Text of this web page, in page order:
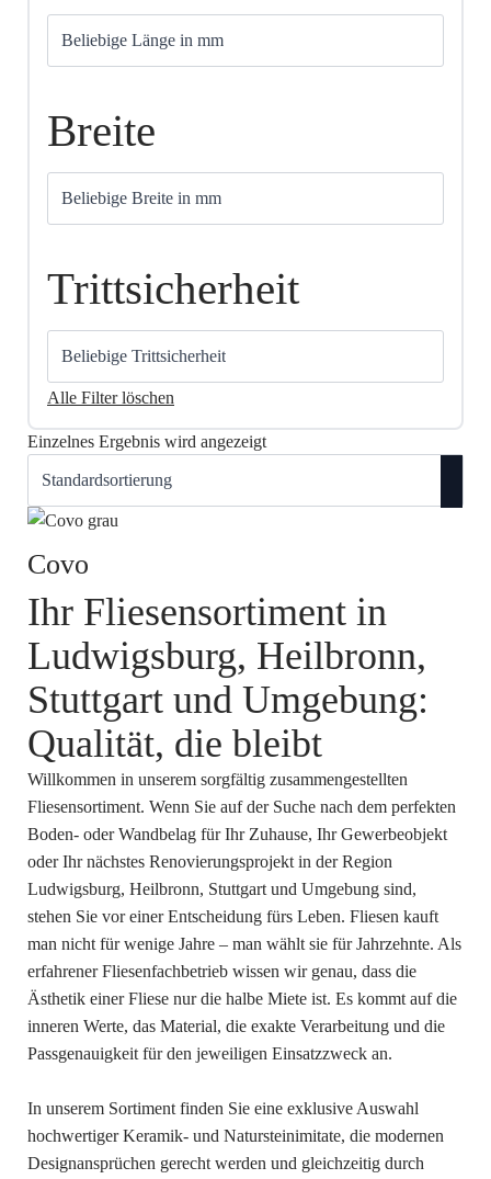
Breite
Trittsicherheit
Alle Filter löschen
Einzelnes Ergebnis wird angezeigt
Covo
Ihr Fliesensortiment in
Ludwigsburg, Heilbronn,
Stuttgart und Umgebung:
Qualität, die bleibt
Willkommen in unserem sorgfältig zusammengestellten
Fliesensortiment. Wenn Sie auf der Suche nach dem perfekten
Boden- oder Wandbelag für Ihr Zuhause, Ihr Gewerbeobjekt
oder Ihr nächstes Renovierungsprojekt in der Region
Ludwigsburg, Heilbronn, Stuttgart und Umgebung sind,
stehen Sie vor einer Entscheidung fürs Leben. Fliesen kauft
man nicht für wenige Jahre – man wählt sie für Jahrzehnte. Als
erfahrener Fliesenfachbetrieb wissen wir genau, dass die
Ästhetik einer Fliese nur die halbe Miete ist. Es kommt auf die
inneren Werte, das Material, die exakte Verarbeitung und die
Passgenauigkeit für den jeweiligen Einsatzzweck an.
In unserem Sortiment finden Sie eine exklusive Auswahl
hochwertiger Keramik- und Natursteinimitate, die modernen
Designansprüchen gerecht werden und gleichzeitig durch